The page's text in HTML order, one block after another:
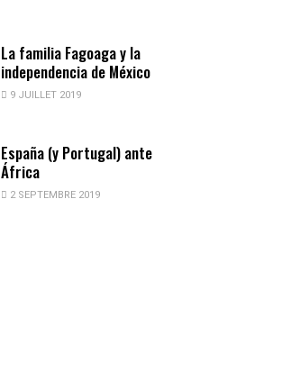
La familia Fagoaga y la
independencia de México
9 JUILLET 2019
España (y Portugal) ante
África
2 SEPTEMBRE 2019